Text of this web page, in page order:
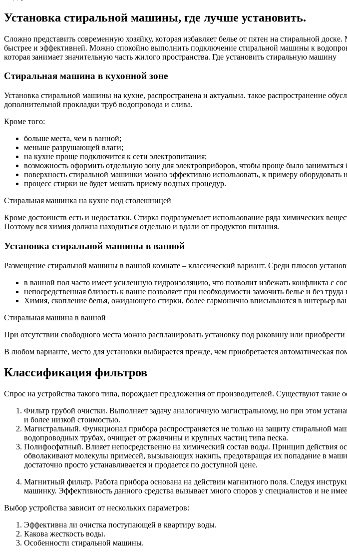
Установка стиральной машины, где лучше установить.
Сложно представить современную хозяйку, которая избавляет белье от пятен на стиральной
быстрее и эффективней. Можно спокойно выполнить подключение стиральной машины к
которая занимает значительную часть жилого пространства. Где установить стиральную машину
Стиральная машина в кухонной зоне
Установка стиральной машины на кухне, распространена и актуальна. такое распространение
дополнительной прокладки труб водопровода и слива.
Кроме того:
больше места, чем в ванной;
меньше разрушающей влаги;
на кухне проще подключится к сети электропитания;
возможность оформить отдельную зону для электроприборов, чтобы проще было
поверхность стиральной машинки можно эффективно использовать, к примеру
процесс стирки не будет мешать приему водных процедур.
Стиральная машинка на кухне под столешницей
Кроме достоинств есть и недостатки. Стирка подразумевает использование ряда химических
Поэтому вся химия должна находиться отдельно и вдали от продуктов питания.
Установка стиральной машины в ванной
Размещение стиральной машины в ванной комнате – классический вариант. Среди плюсов
в ванной пол часто имеет усиленную гидроизоляцию, что позволит избежать конфликта с
непосредственная близость к ванне позволяет при необходимости замочить белье и без
Химия, скопление белья, ожидающего стирки, более гармонично вписываются в интерьер
Стиральная машина в ванной
При отсутствии свободного места можно распланировать установку под раковину или
В любом варианте, место для установки выбирается прежде, чем приобретается
Классификация фильтров
Спрос на устройства такого типа, порождает предложения от производителей. Существуют такие
Фильтр грубой очистки. Выполняет задачу аналогичную магистральному, но при этом
и более низкой стоимостью.
Магистральный. Функционал прибора распространяется не только на защиту стиральной
водопроводных трубах, очищает от ржавчины и крупных частиц типа песка.
Полифосфатный. Влияет непосредственно на химический состав воды. Принцип действия
обволакивают молекулы примесей, вызывающих накипь, предотвращая их попадание в
достаточно просто устанавливается и продается по доступной цене.
Магнитный фильтр. Работа прибора основана на действии магнитного поля. Следуя
машинку. Эффективность данного средства вызывает много споров у специалистов и не
Выбор устройства зависит от нескольких параметров:
Эффективна ли очистка поступающей в квартиру воды.
Какова жесткость воды.
Особенности стиральной машины.